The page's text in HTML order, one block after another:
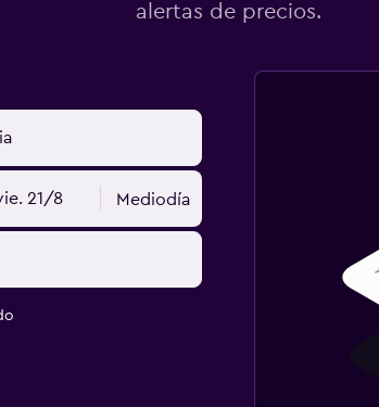
alertas de precios.
21/8 Mediodía